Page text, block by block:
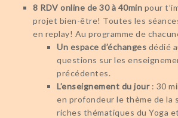
8 RDV online de 30 à 40min pour
projet bien-être! Toutes les
en replay! Au programme de
Un espace d’échanges dédié
questions sur les
précédentes.
L’enseignement du jour: 30
en profondeur le thème de la
riches thématiques du Yoga